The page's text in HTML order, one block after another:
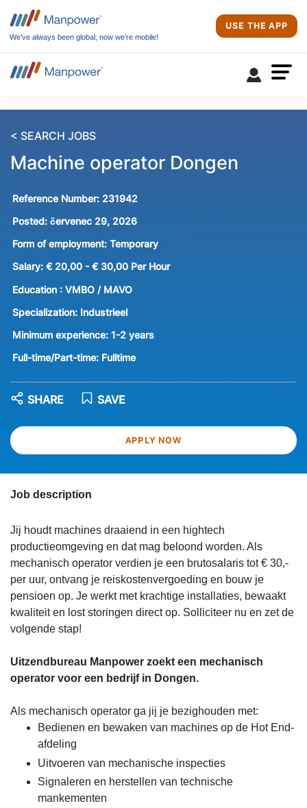
We’ve always been global, now we’re mobile!
USE THE APP
< SEARCH JOBS
Machine operator Dongen
Reference Number: 231942
Posted: červenec 29, 2026
Form of employment: Temporary
Salary: € 20,00 - € 30,00 Per Hour
Education : VMBO / MAVO
Specialization: Industrieel
Minimum experience: 1-2 years
Full-time/Part-time: Fulltime
APPLY NOW
SAVE
SHARE
Job description
Jij houdt machines draaiend in een hightech
productieomgeving en dat mag beloond worden. Als
mechanisch operator verdien je een brutosalaris tot € 30,-
per uur, ontvang je reiskostenvergoeding en bouw je
pensioen op. Je werkt met krachtige installaties, bewaakt
kwaliteit en lost storingen direct op. Solliciteer nu en zet de
volgende stap!
Uitzendbureau Manpower zoekt een mechanisch
operator voor een bedrijf in Dongen.
Als mechanisch operator ga jij je bezighouden met:
Bedienen en bewaken van machines op de Hot End-
afdeling
Uitvoeren van mechanische inspecties
Signaleren en herstellen van technische
mankementen